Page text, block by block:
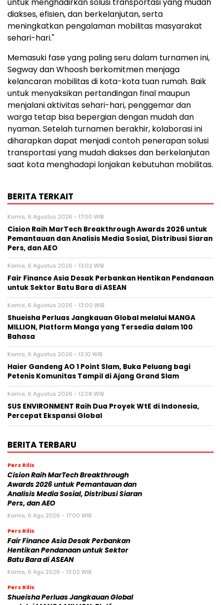
diakses, efisien, dan berkelanjutan, serta
meningkatkan pengalaman mobilitas masyarakat
sehari-hari."
Memasuki fase yang paling seru dalam turnamen ini,
Segway dan Whoosh berkomitmen menjaga
kelancaran mobilitas di kota-kota tuan rumah. Baik
untuk menyaksikan pertandingan final maupun
menjalani aktivitas sehari-hari, penggemar dan
warga tetap bisa bepergian dengan mudah dan
nyaman. Setelah turnamen berakhir, kolaborasi ini
diharapkan dapat menjadi contoh penerapan solusi
transportasi yang mudah diakses dan berkelanjutan
saat kota menghadapi lonjakan kebutuhan mobilitas.
BERITA TERKAIT
Kamis, 6 Agustus 2026 - 17:00 WIB
Cision Raih MarTech Breakthrough Awards 2026 untuk
Pemantauan dan Analisis Media Sosial, Distribusi Siaran
Pers, dan AEO
Kamis, 6 Agustus 2026 - 13:02 WIB
Fair Finance Asia Desak Perbankan Hentikan Pendanaan
untuk Sektor Batu Bara di ASEAN
Kamis, 6 Agustus 2026 - 13:00 WIB
Shueisha Perluas Jangkauan Global melalui MANGA
MILLION, Platform Manga yang Tersedia dalam 100
Bahasa
Kamis, 6 Agustus 2026 - 12:10 WIB
Haier Gandeng AO 1 Point Slam, Buka Peluang bagi
Petenis Komunitas Tampil di Ajang Grand Slam
Kamis, 6 Agustus 2026 - 12:08 WIB
SUS ENVIRONMENT Raih Dua Proyek WtE di Indonesia,
Percepat Ekspansi Global
BERITA TERBARU
Pers Rilis
Cision Raih MarTech Breakthrough
Awards 2026 untuk Pemantauan dan
Analisis Media Sosial, Distribusi Siaran
Pers, dan AEO
Kamis, 6 Agu 2026 - 17:00 WIB
Pers Rilis
Fair Finance Asia Desak Perbankan
Hentikan Pendanaan untuk Sektor
Batu Bara di ASEAN
Kamis, 6 Agu 2026 - 13:02 WIB
Pers Rilis
Shueisha Perluas Jangkauan Global